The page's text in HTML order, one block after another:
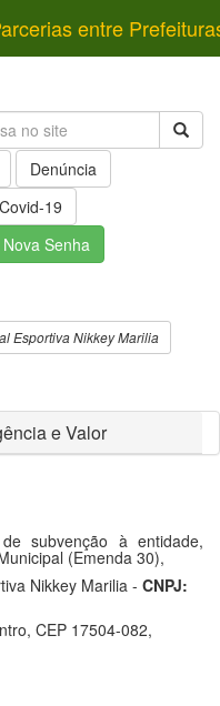
entre
Denúncia
Covid-19
Senha
Esportiva Nikkey Marilia
e Valor
subvenção à entidade,
(Emenda 30),
Nikkey Marilia - CNPJ:
CEP 17504-082,